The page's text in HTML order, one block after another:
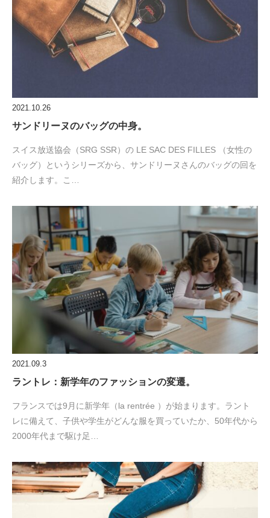
2021.10.26
サンドリーヌのバッグの中身。
スイス放送協会（SRG SSR）の LE SAC DES FILLES （女性の
バッグ）というシリーズから、サンドリーヌさんのバッグの回を
紹介します。こ…
2021.09.3
ラントレ：新学年のファッションの変遷。
フランスでは9月に新学年（la rentrée ）が始まります。ラント
レに備えて、子供や学生がどんな服を買っていたか、50年代から
2000年代まで駆け足…